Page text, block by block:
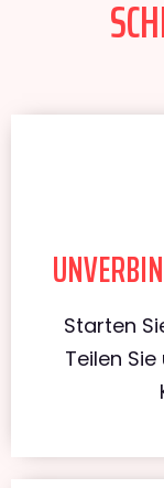
Starten
Teilen